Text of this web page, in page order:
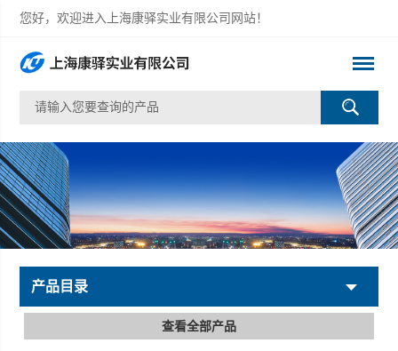
您好，欢迎进入上海康驿实业有限公司网站！
产品目录
查看全部产品